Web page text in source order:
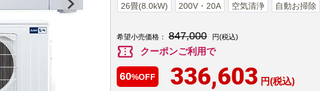
26畳(8.0kW) 200V・20A 空気清浄 自動お掃除
希望小売価格： 847,000 円(税込)
confirmation_number クーポンご利用で
60%OFF 336,603 円(税込)